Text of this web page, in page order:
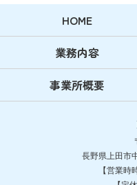
HOME
業務内容
事業所概要
長野県上田市
【営業時